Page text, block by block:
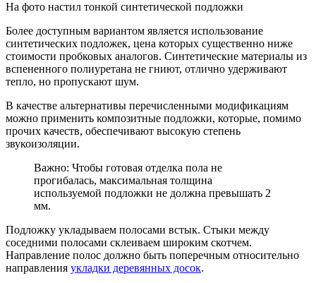
На фото настил тонкой синтетической подложки
Более доступным вариантом является использование
синтетических подложек, цена которых существенно ниже
стоимости пробковых аналогов. Синтетические материалы из
вспененного полиуретана не гниют, отлично удерживают
тепло, но пропускают шум.
В качестве альтернативы перечисленными модификациям
можно применить композитные подложки, которые, помимо
прочих качеств, обеспечивают высокую степень
звукоизоляции.
Важно: Чтобы готовая отделка пола не
прогибалась, максимальная толщина
используемой подложки не должна превышать 2
мм.
Подложку укладываем полосами встык. Стыки между
соседними полосами склеиваем широким скотчем.
Направление полос должно быть поперечным относительно
направления укладки деревянных досок.